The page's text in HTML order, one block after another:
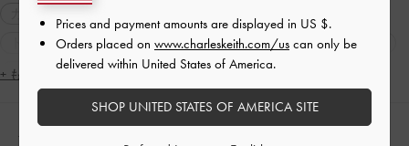
通勤
人気アイテム
トレンドアイテム
2WAY・3WAY 軽量
パーティー
ポインテッドトゥ
ピンヒール 女子会
+ もっと見る
人気のコーディネート
Prices and payment amounts are displayed in US $.
Orders placed on www.charleskeith.com/us can only be
delivered within United States of America.
SHOP UNITED STATES OF AMERICA SITE